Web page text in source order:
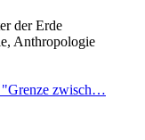
der Erde
Anthropologie
"Grenze zwisch…